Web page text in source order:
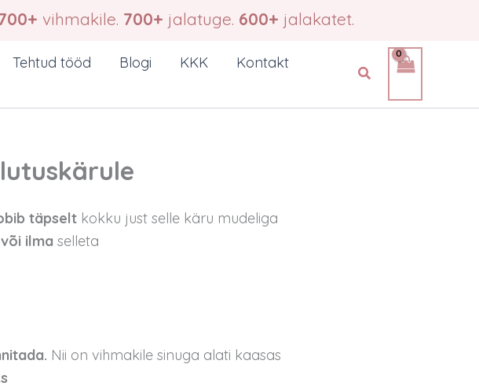
vihmakile. 700+ jalatuge. 600+ jalakatet.
Tehtud tööd Blogi KKK
Kontakt
Search
täpselt kokku just selle käru mudeliga
või ilma selleta
Nii on vihmakile sinuga alati kaasas